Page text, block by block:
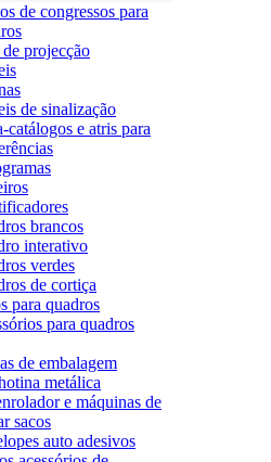
de congressos para
projecção
de sinalização
catálogos e atris para
brancos
interativo
verdes
de cortiça
para quadros
para quadros
de embalagem
metálica
e máquinas de
sacos
auto adesivos